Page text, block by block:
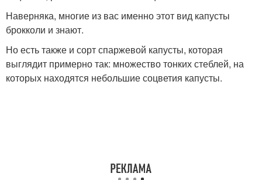
Наверняка, многие из вас именно этот вид капусты
брокколи и знают.
Но есть также и сорт спаржевой капусты, которая
выглядит примерно так: множество тонких стеблей, на
которых находятся небольшие соцветия капусты.